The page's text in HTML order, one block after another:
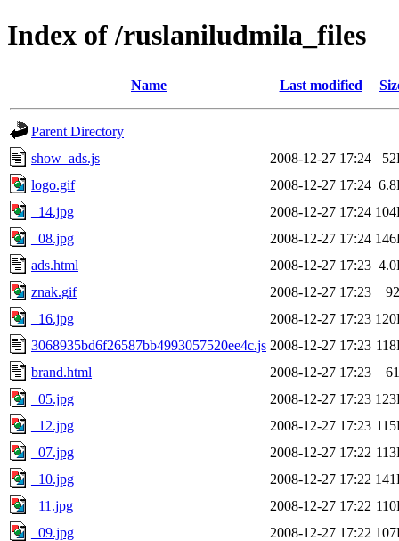
Index of /ruslaniludmila_files
Name Last modified
Parent Directory
show_ads.js
2008-12-27 17:24
logo.gif
2008-12-27 17:24
_14.jpg
2008-12-27 17:24
_08.jpg
2008-12-27 17:24
ads.html
2008-12-27 17:23
znak.gif
2008-12-27 17:23
_16.jpg
2008-12-27 17:23
3068935bd6f26587bb4993057520ee4c.js 2008-12-27 17:23
brand.html
2008-12-27 17:23
_05.jpg
2008-12-27 17:23
_12.jpg
2008-12-27 17:23
_07.jpg
2008-12-27 17:22
_10.jpg
2008-12-27 17:22
_11.jpg
2008-12-27 17:22
_09.jpg
2008-12-27 17:22